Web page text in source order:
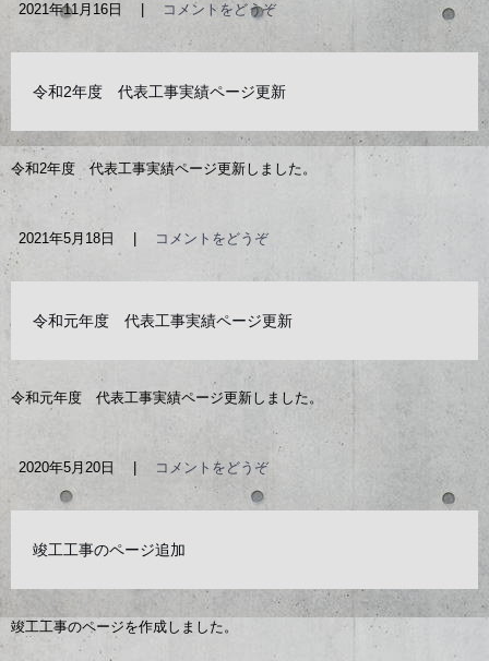
2021年11月16日 コメントをどうぞ
令和2年度 代表工事実績ページ更新
令和2年度 代表工事実績ページ更新しました。
2021年5月18日 コメントをどうぞ
令和元年度 代表工事実績ページ更新
令和元年度 代表工事実績ページ更新しました。
2020年5月20日 コメントをどうぞ
竣工工事のページ追加
竣工工事のページを作成しました。